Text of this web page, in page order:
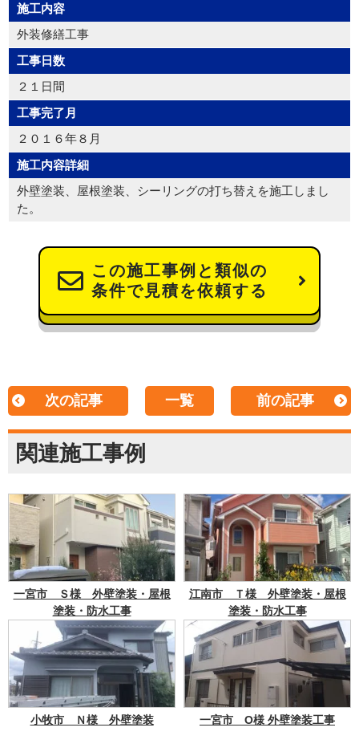
施工内容
外装修繕工事
工事日数
２１日間
工事完了月
２０１６年８月
施工内容詳細
外壁塗装、屋根塗装、シーリングの打ち替えを施工しまし
た。
この施工事例と類似の
条件で見積を依頼する
次の記事 一覧 前の記事
関連施工事例
一宮市 Ｓ様 外壁塗装・屋根
塗装・防水工事
江南市 Ｔ様 外壁塗装・屋根
塗装・防水工事
小牧市 Ｎ様 外壁塗装 一宮市 О様 外壁塗装工事